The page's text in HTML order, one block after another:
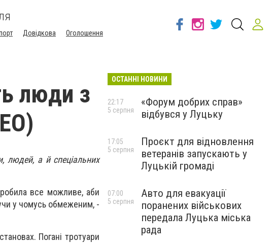
Довідкова Оголошення
люди з
людей, а й спеціальних
все можливе, аби
у чомусь обмеженим, -
Погані тротуари
ОСТАННІ НОВИНИ
«Форум добрих справ»
відбувся у Луцьку
22:17
5 серпня
Проєкт для відновлення
ветеранів запускають у
Луцькій громаді
17:05
5 серпня
Авто для евакуації
поранених військових
передала Луцька міська
рада
07:00
5 серпня